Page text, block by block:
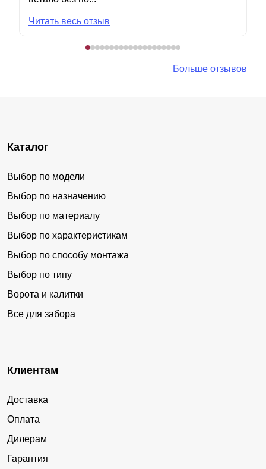
Читать весь отзыв
Больше отзывов
Каталог
Выбор по модели
Выбор по назначению
Выбор по материалу
Выбор по характеристикам
Выбор по способу монтажа
Выбор по типу
Ворота и калитки
Все для забора
Клиентам
Доставка
Оплата
Дилерам
Гарантия